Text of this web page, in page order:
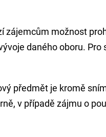
zájemcům možnost
daného oboru.
předmět je kromě
v případě zájmu o